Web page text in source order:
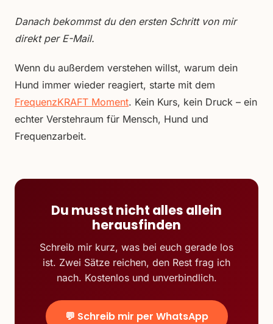
Danach bekommst du den ersten Schritt von mir
direkt per E-Mail.
Wenn du außerdem verstehen willst, warum dein
Hund immer wieder reagiert, starte mit dem
FrequenzKRAFT Moment. Kein Kurs, kein Druck – ein
echter Verstehraum für Mensch, Hund und
Frequenzarbeit.
Du musst nicht alles allein
herausfinden
Schreib mir kurz, was bei euch gerade los
ist. Zwei Sätze reichen, den Rest frag ich
nach. Kostenlos und unverbindlich.
💬 Schreib mir per WhatsApp